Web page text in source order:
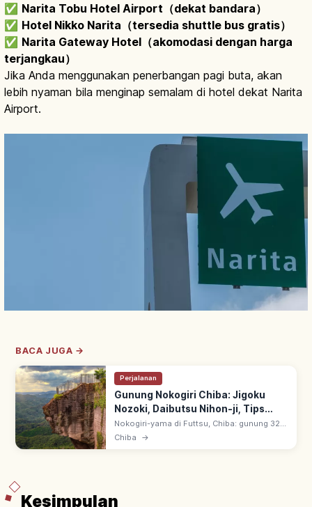
✅ Narita Tobu Hotel Airport（dekat bandara）
✅ Hotel Nikko Narita（tersedia shuttle bus gratis）
✅ Narita Gateway Hotel（akomodasi dengan harga
terjangkau）
Jika Anda menggunakan penerbangan pagi buta, akan
lebih nyaman bila menginap semalam di hotel dekat Narita
Airport.
BACA JUGA →
Perjalanan
Gunung Nokogiri Chiba: Jigoku
Nozoki, Daibutsu Nihon-ji, Tips
Berkunjung
Nokogiri-yama di Futtsu, Chiba: gunung 329
m berpunggung mirip gigi gergaji. Jigoku
Chiba →
Kesimpulan